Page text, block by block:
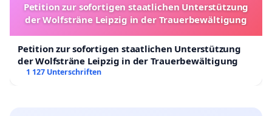
Petition zur sofortigen staatlichen Unterstützung
der Wolfsträne Leipzig in der Trauerbewältigung
Petition zur sofortigen staatlichen Unterstützung
der Wolfsträne Leipzig in der Trauerbewältigung
1 127 Unterschriften